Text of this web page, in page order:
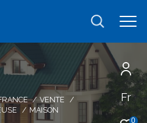
Fr
0
VENTE
MAISON
correspond à vos